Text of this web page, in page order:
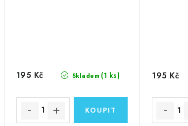
Skladem (1 ks)
195 Kč 195 Kč